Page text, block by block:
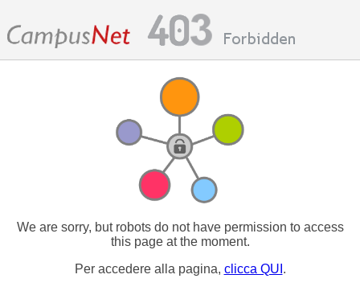
We are sorry, but robots do not have permission to access
this page at the moment.
Per accedere alla pagina, clicca QUI .